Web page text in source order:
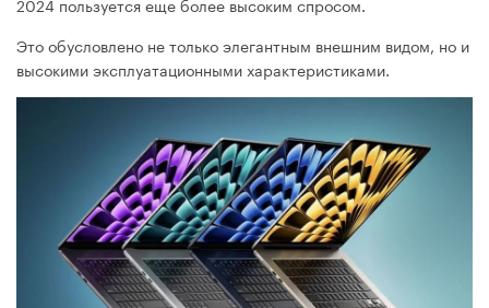
Это обусловлено не только элегантным внешним видом, но и
высокими эксплуатационными характеристиками.